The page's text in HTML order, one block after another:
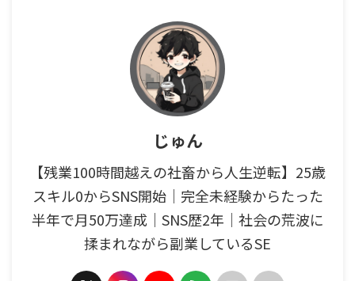
じゅん
【残業100時間越えの社畜から人生逆転】25歳
スキル0からSNS開始｜完全未経験からたった
半年で月50万達成｜SNS歴2年｜社会の荒波に
揉まれながら副業しているSE